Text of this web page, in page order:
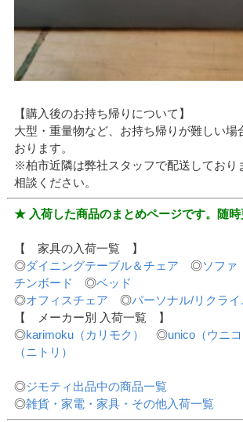
【購入後のお持ち帰りについて】
大型・重量物など、お持ち帰りが難しい場
おります。
※柏市近隣は弊社スタッフで配送しており
相談ください。
★ 入荷した商品のまとめページです。随
【 家具の入荷一覧 】
◎ダイニングテーブル＆チェア ◎ソファ
チンボード
◎ベッド
◎オフィスチェア ◎パーソナル/リクラ
【 メーカー別 入荷一覧 】
◎karimoku（カリモク） ◎unico（ウニコ
（ニトリ）
◎ジモティ出品中の商品一覧
◎雑貨・家電・家具・その他入荷一覧